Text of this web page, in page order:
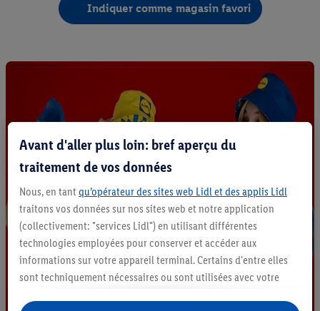
Indiquer comme magasin favori
Avant d'aller plus loin: bref aperçu du
traitement de vos données
Nous, en tant qu’opérateur des sites web Lidl et des applis Lidl
traitons vos données sur nos sites web et notre application
(collectivement: "services Lidl") en utilisant différentes
technologies employées pour conserver et accéder aux
informations sur votre appareil terminal. Certains d'entre elles
sont techniquement nécessaires ou sont utilisées avec votre